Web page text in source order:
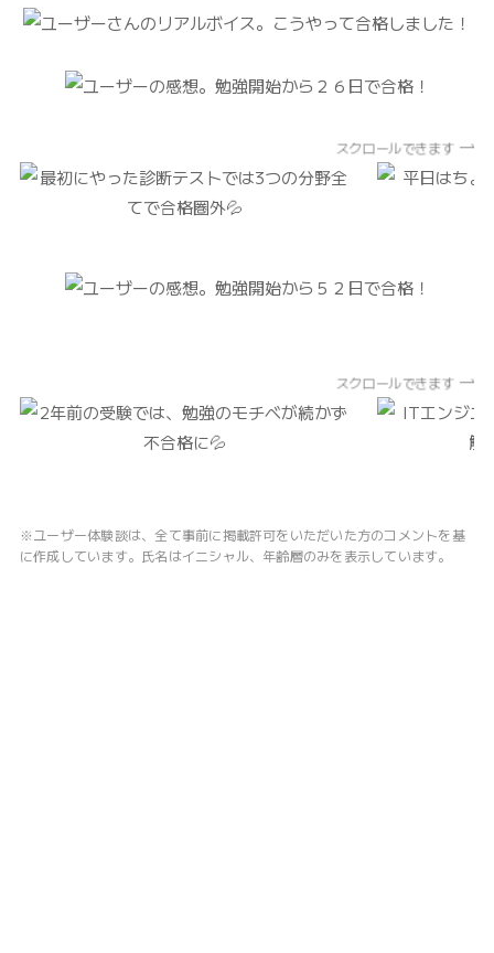
スクロールできます
スクロールできます
※ユーザー体験談は、全て事前に掲載許可をいただいた方のコメントを基
に作成しています。氏名はイニシャル、年齢層のみを表示しています。